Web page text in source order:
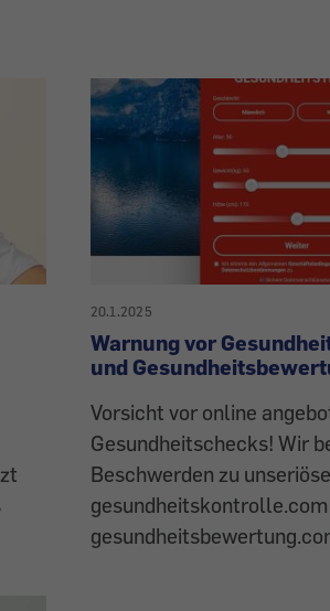
20.1.2025
Warnung vor
und
Vorsicht vor online
Gesundheitschecks! Wir
Beschwerden zu
gesundheitskontrolle.com